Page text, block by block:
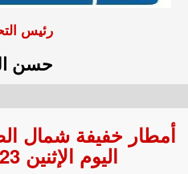
رئيس
حسن
أمطار خفيفة شمال
اليوم الإثنين 23 مارس 2026